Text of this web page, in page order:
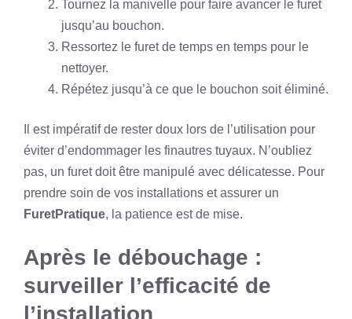
Tournez la manivelle pour faire avancer le furet
jusqu’au bouchon.
Ressortez le furet de temps en temps pour le
nettoyer.
Répétez jusqu’à ce que le bouchon soit éliminé.
Il est impératif de rester doux lors de l’utilisation pour
éviter d’endommager les finautres tuyaux. N’oubliez
pas, un furet doit être manipulé avec délicatesse. Pour
prendre soin de vos installations et assurer un
FuretPratique, la patience est de mise.
Après le débouchage :
surveiller l’efficacité de
l’installation